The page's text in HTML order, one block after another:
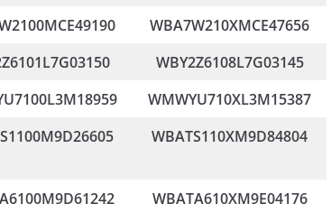
WBA7W210XMCE47656
WBY2Z6108L7G03145
WMWYU710XL3M15387
WBATS110XM9D84804
WBATA610XM9E04176